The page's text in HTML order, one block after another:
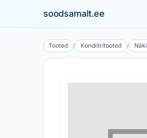
soodsamalt.ee
Tooted / Kondiitritooted /